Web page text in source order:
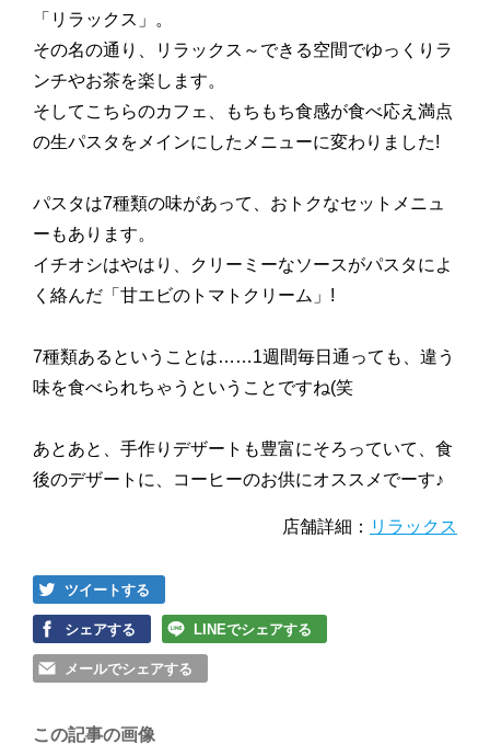
「リラックス」。
その名の通り、リラックス～できる空間でゆっくりラ
ンチやお茶を楽します。
そしてこちらのカフェ、もちもち食感が食べ応え満点
の生パスタをメインにしたメニューに変わりました!
パスタは7種類の味があって、おトクなセットメニュ
ーもあります。
イチオシはやはり、クリーミーなソースがパスタによ
く絡んだ「甘エビのトマトクリーム」!
7種類あるということは……1週間毎日通っても、違う
味を食べられちゃうということですね(笑
あとあと、手作りデザートも豊富にそろっていて、食
後のデザートに、コーヒーのお供にオススメでーす♪
店舗詳細： リラックス
ツイートする
シェアする LINEでシェアする
メールでシェアする
この記事の画像